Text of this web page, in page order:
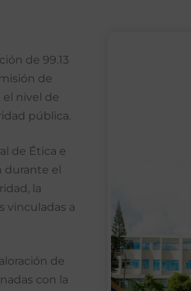
de 99.13
de
nivel de
pública.
de Ética e
durante el
la
vinculadas a
de
con la